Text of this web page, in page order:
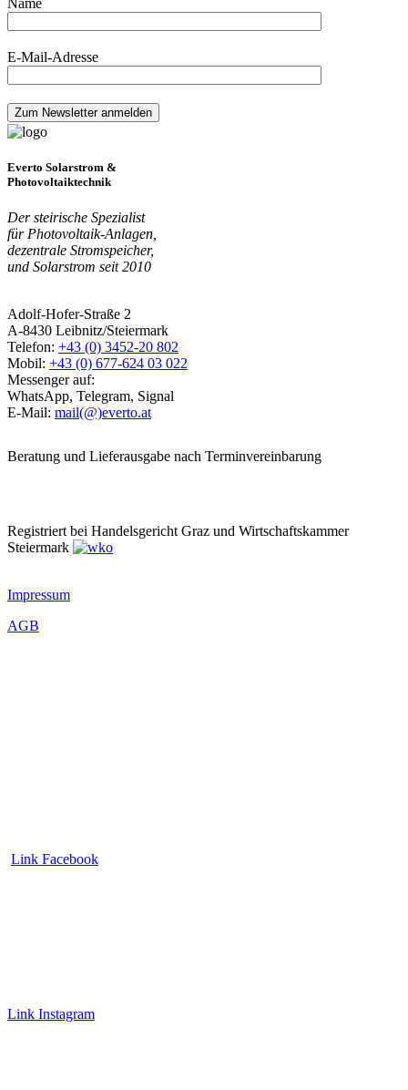
Name
E-Mail-Adresse
Everto Solarstrom &
Photovoltaiktechnik
Der steirische Spezialist
für Photovoltaik-Anlagen,
dezentrale Stromspeicher,
und Solarstrom seit 2010
Adolf-Hofer-Straße 2
A-8430 Leibnitz/Steiermark
Telefon: +43 (0) 3452-20 802
Mobil: +43 (0) 677-624 03 022
Messenger auf:
WhatsApp, Telegram, Signal
E-Mail: mail(@)everto.at
Beratung und Lieferausgabe nach Terminvereinbarung
Registriert bei Handelsgericht Graz und Wirtschaftskammer
Steiermark
Impressum
AGB
Link Facebook
Link Instagram